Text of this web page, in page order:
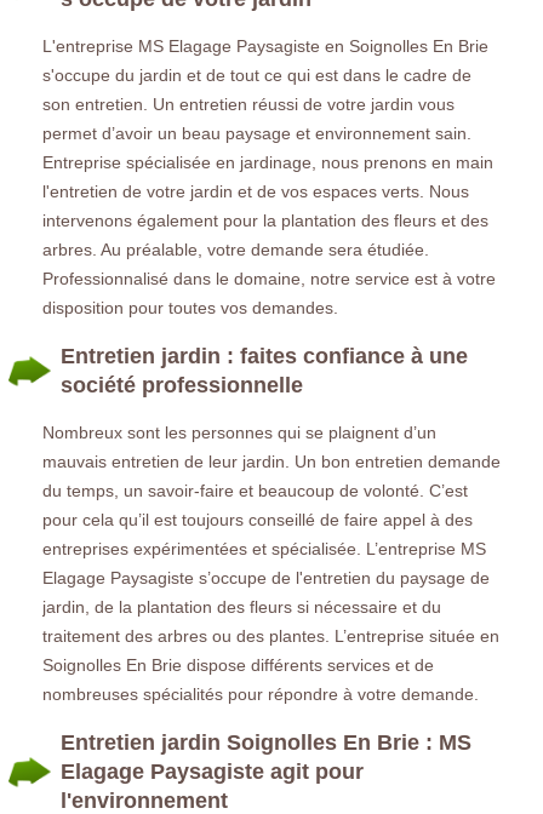
L'entreprise MS Elagage Paysagiste en Soignolles En Brie
s'occupe du jardin et de tout ce qui est dans le cadre de
son entretien. Un entretien réussi de votre jardin vous
permet d’avoir un beau paysage et environnement sain.
Entreprise spécialisée en jardinage, nous prenons en main
l'entretien de votre jardin et de vos espaces verts. Nous
intervenons également pour la plantation des fleurs et des
arbres. Au préalable, votre demande sera étudiée.
Professionnalisé dans le domaine, notre service est à votre
disposition pour toutes vos demandes.
Entretien jardin : faites confiance à une
société professionnelle
Nombreux sont les personnes qui se plaignent d’un
mauvais entretien de leur jardin. Un bon entretien demande
du temps, un savoir-faire et beaucoup de volonté. C’est
pour cela qu’il est toujours conseillé de faire appel à des
entreprises expérimentées et spécialisée. L’entreprise MS
Elagage Paysagiste s’occupe de l'entretien du paysage de
jardin, de la plantation des fleurs si nécessaire et du
traitement des arbres ou des plantes. L’entreprise située en
Soignolles En Brie dispose différents services et de
nombreuses spécialités pour répondre à votre demande.
Entretien jardin Soignolles En Brie : MS
Elagage Paysagiste agit pour
l'environnement